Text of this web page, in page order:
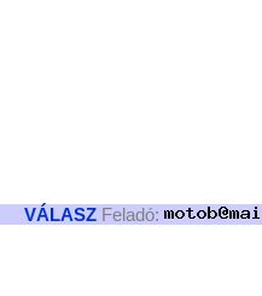
VÁLASZ Feladó: